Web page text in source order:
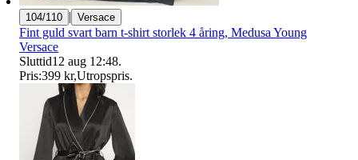
104/110 | Versace
Fint guld svart barn t-shirt storlek 4 åring, Medusa Young
Versace
Sluttid12 aug 12:48.
Pris:399 kr,Utropspris.